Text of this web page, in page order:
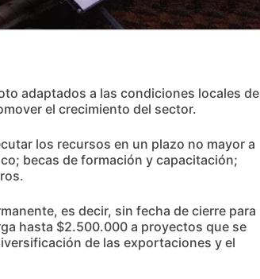
adaptados a las condiciones locales de
el crecimiento del sector.
los recursos en un plazo no mayor a
becas de formación y capacitación;
es decir, sin fecha de cierre para
hasta $2.500.000 a proyectos que se
de las exportaciones y el